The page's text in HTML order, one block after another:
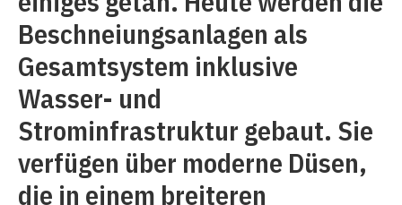
Beschneiungsanlagen als
Gesamtsystem inklusive
Wasser- und
Strominfrastruktur gebaut. Sie
verfügen über moderne Düsen,
die in einem breiteren